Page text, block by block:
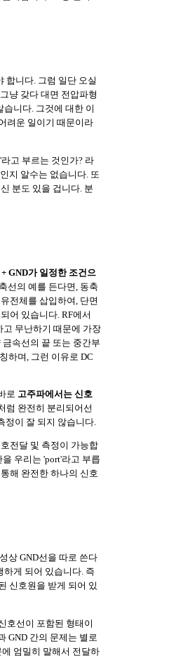
합니다. 그럼 일단 오실
냥 갖다 대면 전압파형
니다. 그것에 대한 이
려운 일이기 때문이라
고 부르는 것인가? 라
지 알수는 없습니다. 또
분도 있을 겁니다. 분
GND가 일정한 조건으
선의 예를 든다면, 동축
전체를 삽입하여, 단면
어 있습니다. RF에서
무난하기 때문에 가장
속선의 끝 또는 중간부
하며, 그런 이유로 DC
로 고주파에서는 신호
럼 완전히 분리되어선
정이 잘 되지 않습니다.
전달 및 측정이 가능합
우리는 'port'라고 부릅
해 완전한 하나의 신호
상 GND선을 따로 쓴다
하게 되어 있습니다. 즉
신호원을 받게 되어 있
호선이 포함된 형태이
GND 간의 문제는 별로
엄밀히 말해서 전달하